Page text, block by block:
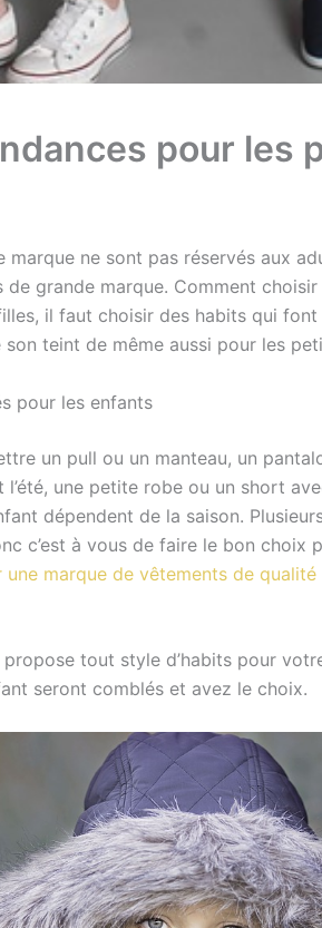
pour les
marque ne sont pas réservés aux
de grande marque. Comment
il faut choisir des habits qui
teint de même aussi pour les
pour les enfants
un pull ou un manteau, un
une petite robe ou un short
dépendent de la saison.
c’est à vous de faire le bon choix
une marque de vêtements de
tout style d’habits pour
seront comblés et avez le choix.